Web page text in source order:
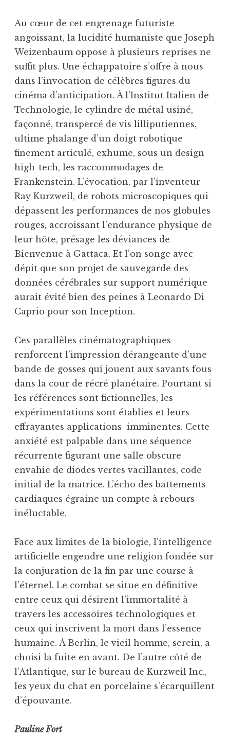
Au cœur de cet engrenage futuriste
angoissant, la lucidité humaniste que Joseph
Weizenbaum oppose à plusieurs reprises ne
suffit plus. Une échappatoire s’offre à nous
dans l’invocation de célèbres figures du
cinéma d’anticipation. À l’Institut Italien de
Technologie, le cylindre de métal usiné,
façonné, transpercé de vis lilliputiennes,
ultime phalange d’un doigt robotique
finement articulé, exhume, sous un design
high-tech, les raccommodages de
Frankenstein. L’évocation, par l’inventeur
Ray Kurzweil, de robots microscopiques qui
dépassent les performances de nos globules
rouges, accroissant l’endurance physique de
leur hôte, présage les déviances de
Bienvenue à Gattaca. Et l’on songe avec
dépit que son projet de sauvegarde des
données cérébrales sur support numérique
aurait évité bien des peines à Leonardo Di
Caprio pour son Inception.
Ces parallèles cinématographiques
renforcent l’impression dérangeante d’une
bande de gosses qui jouent aux savants fous
dans la cour de récré planétaire. Pourtant si
les références sont fictionnelles, les
expérimentations sont établies et leurs
effrayantes applications ­ imminentes. Cette
anxiété est palpable dans une séquence
récurrente figurant une salle obscure
envahie de diodes vertes vacillantes, code
initial de la matrice. L’écho des battements
cardiaques égraine un compte à rebours
inéluctable.
Face aux limites de la biologie, l’intelligence
artificielle engendre une religion fondée sur
la conjuration de la fin par une course à
l’éternel. Le combat se situe en définitive
entre ceux qui désirent l’immortalité à
travers les accessoires technologiques et
ceux qui inscrivent la mort dans l’essence
humaine. À Berlin, le vieil homme, serein, a
choisi la fuite en avant. De l’autre côté de
l’Atlantique, sur le bureau de Kurzweil Inc.,
les yeux du chat en porcelaine s’écarquillent
d’épouvante.
Pauline Fort